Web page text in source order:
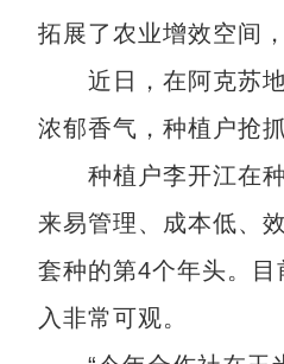
拓展了农业增效空间
近日，在阿克苏地
浓郁香气，种植户抢
种植户李开江在种
来易管理、成本低、
套种的第4个年头。
入非常可观。